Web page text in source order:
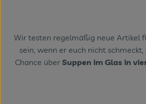
Wir testen regelmäßig neue Artikel
sein, wenn er euch nicht
Chance über Suppen im Glas in